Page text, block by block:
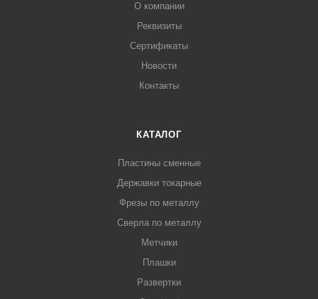
О компании
Реквизиты
Сертификаты
Новости
Контакты
КАТАЛОГ
Пластины сменные
Державки токарные
Фрезы по металлу
Сверла по металлу
Метчики
Плашки
Развертки